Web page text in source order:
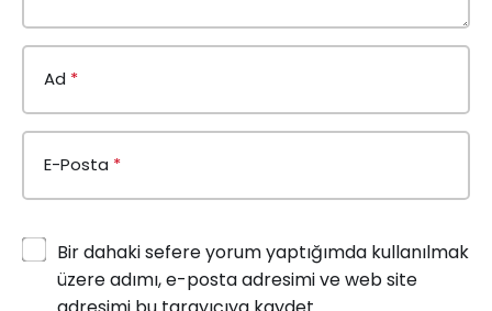
Ad *
E-Posta *
Bir dahaki sefere yorum yaptığımda kullanılmak
üzere adımı, e-posta adresimi ve web site